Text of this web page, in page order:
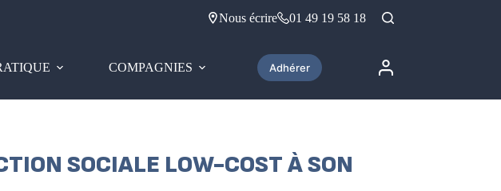
Nous écrire 01 49 19 58 18
COMPAGNIES Adhérer
SOCIALE LOW-COST À SON